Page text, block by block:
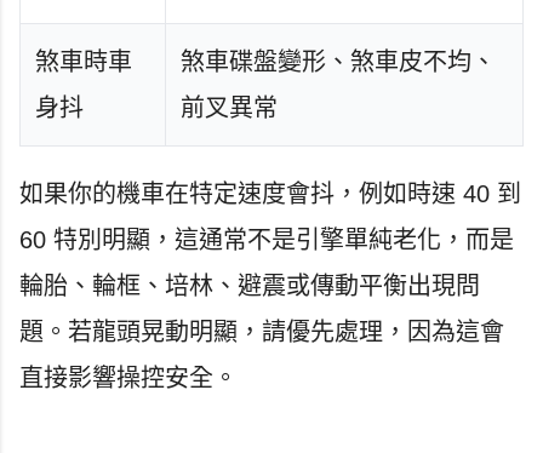
煞車時車
身抖
煞車碟盤變形、煞車皮不均、
前叉異常
如果你的機車在特定速度會抖，例如時速 40 到
60 特別明顯，這通常不是引擎單純老化，而是
輪胎、輪框、培林、避震或傳動平衡出現問
題。若龍頭晃動明顯，請優先處理，因為這會
直接影響操控安全。